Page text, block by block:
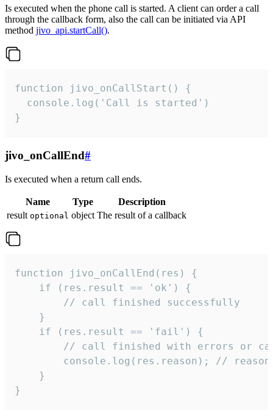
Is executed when the phone call is started. A client can order a call
through the callback form, also the call can be initiated via API
method jivo_api.startCall().
function jivo_onCallStart() {
  console.log('Call is started')
}
jivo_onCallEnd#
Is executed when a return call ends.
Name Type
Description
result optional object The result of a callback
function jivo_onCallEnd(res) {
    if (res.result == 'ok') {
        // call finished successfully
    }
    if (res.result == 'fail') {
// call finished with errors or
console.log(res.reason); //
    }
}